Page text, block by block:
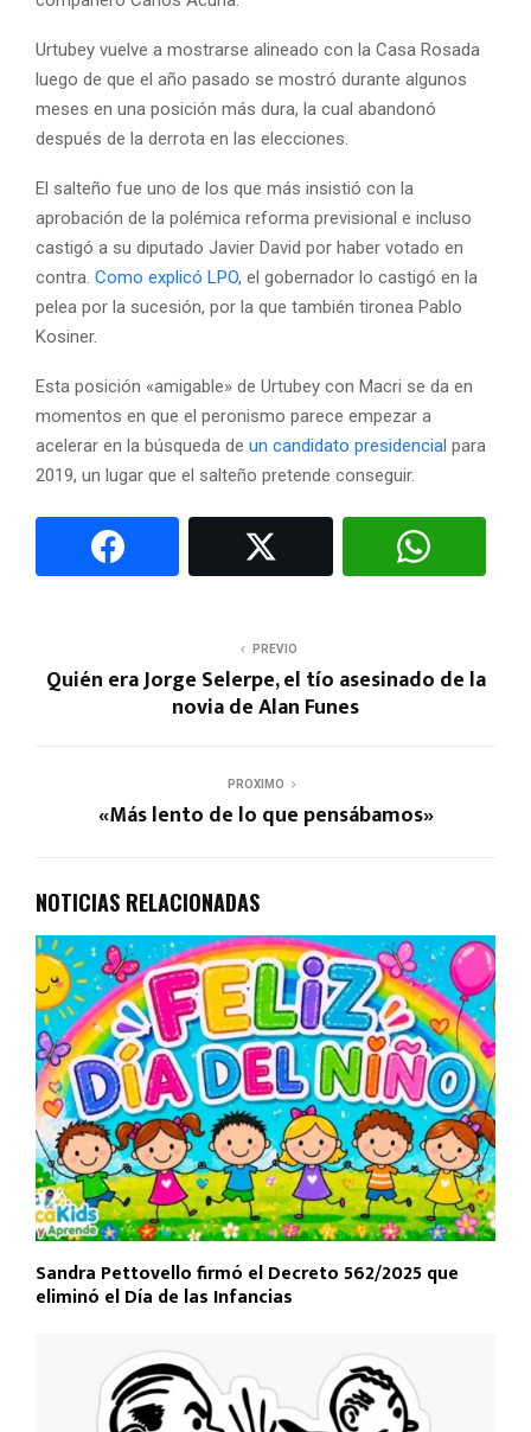
Urtubey vuelve a mostrarse alineado con la Casa Rosada
luego de que el año pasado se mostró durante algunos
meses en una posición más dura, la cual abandonó
después de la derrota en las elecciones.
El salteño fue uno de los que más insistió con la
aprobación de la polémica reforma previsional e incluso
castigó a su diputado Javier David por haber votado en
contra. Como explicó LPO, el gobernador lo castigó en la
pelea por la sucesión, por la que también tironea Pablo
Kosiner.
Esta posición «amigable» de Urtubey con Macri se da en
momentos en que el peronismo parece empezar a
acelerar en la búsqueda de un candidato presidencial para
2019, un lugar que el salteño pretende conseguir.
PREVIO
Quién era Jorge Selerpe, el tío asesinado de la
novia de Alan Funes
PROXIMO
«Más lento de lo que pensábamos»
NOTICIAS RELACIONADAS
Sandra Pettovello firmó el Decreto 562/2025 que
eliminó el Día de las Infancias